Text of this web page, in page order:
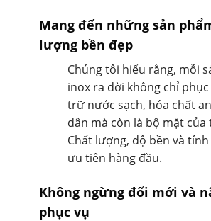
Mang đến những sản
lượng bền đẹp
Chúng tôi hiểu rằng, mỗi
inox ra đời không chỉ
trữ nước sạch, hóa chất
dân mà còn là bộ mặt
Chất lượng, độ bền và
ưu tiên hàng đầu.
Không ngừng đổi mới và
phục vụ